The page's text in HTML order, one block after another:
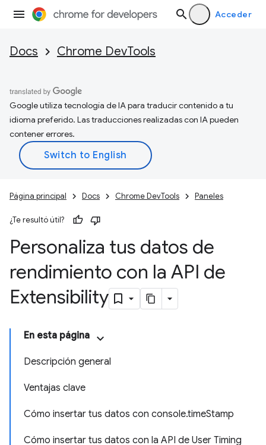
Acceder
Docs Chrome DevTools
Google utiliza tecnología de IA para traducir contenido a tu
idioma preferido. Las traducciones realizadas con IA pueden
contener errores.
Página principal Docs Chrome DevTools Paneles
¿Te resultó útil?
Personaliza tus datos de
rendimiento con la API de
Extensibility
En esta página
Descripción general
Ventajas clave
Cómo insertar tus datos con console.timeStamp
Cómo insertar tus datos con la API de User Timing